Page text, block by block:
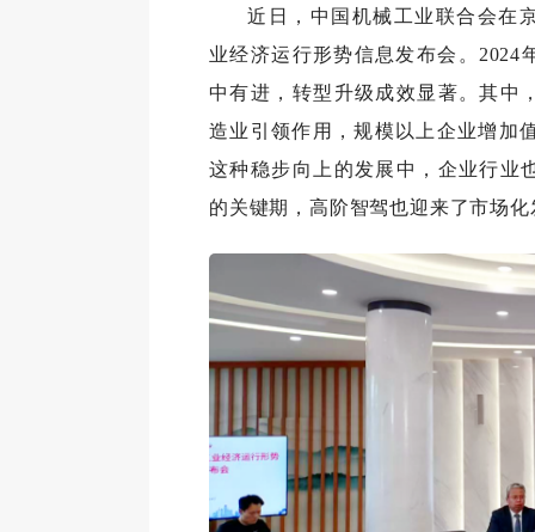
近日，中国机械工业联合会在
业经济运行形势信息发布会。2024
中有进，转型升级成效显著。其中
造业引领作用，规模以上企业增加
这种稳步向上的发展中，企业行业
的关键期，高阶智驾也迎来了市场化